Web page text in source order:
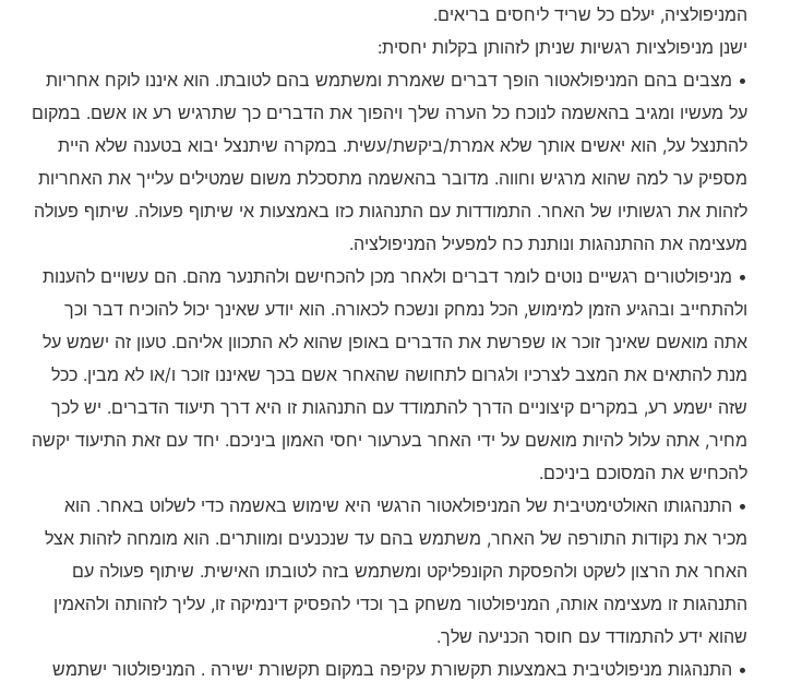
המניפולציה, יעלם כל שריד ליחסים בריאים.
ישנן מניפולציות רגשיות שניתן לזהותן בקלות יחסית:
• מצבים בהם המניפולאטור הופך דברים שאמרת ומשתמש בהם לטובתו. הוא איננו לוקח אחריות
על מעשיו ומגיב בהאשמה לנוכח כל הערה שלך ויהפוך את הדברים כך שתרגיש רע או אשם. במקום
להתנצל על, הוא יאשים אותך שלא אמרת/ביקשת/עשית. במקרה שיתנצל יבוא בטענה שלא היית
מספיק ער למה שהוא מרגיש וחווה. מדובר בהאשמה מתסכלת משום שמטילים עלייך את האחריות
לזהות את רגשותיו של האחר. התמודדות עם התנהגות כזו באמצעות אי שיתוף פעולה. שיתוף פעולה
מעצימה את ההתנהגות ונותנת כח למפעיל המניפולציה.
• מניפולטורים רגשיים נוטים לומר דברים ולאחר מכן להכחישם ולהתנער מהם. הם עשויים להענות
ולהתחייב ובהגיע הזמן למימוש, הכל נמחק ונשכח לכאורה. הוא יודע שאינך יכול להוכיח דבר וכך
אתה מואשם שאינך זוכר או שפרשת את הדברים באופן שהוא לא התכוון אליהם. טעון זה ישמש על
מנת להתאים את המצב לצרכיו ולגרום לתחושה שהאחר אשם בכך שאיננו זוכר ו/או לא מבין. ככל
שזה ישמע רע, במקרים קיצוניים הדרך להתמודד עם התנהגות זו היא דרך תיעוד הדברים. יש לכך
מחיר, אתה עלול להיות מואשם על ידי האחר בערעור יחסי האמון ביניכם. יחד עם זאת התיעוד יקשה
להכחיש את המסוכם ביניכם.
• התנהגותו האולטימטיבית של המניפולאטור הרגשי היא שימוש באשמה כדי לשלוט באחר. הוא
מכיר את נקודות התורפה של האחר, משתמש בהם עד שנכנעים ומוותרים. הוא מומחה לזהות אצל
האחר את הרצון לשקט ולהפסקת הקונפליקט ומשתמש בזה לטובתו האישית. שיתוף פעולה עם
התנהגות זו מעצימה אותה, המניפולטור משחק בך וכדי להפסיק דינמיקה זו, עליך לזהותה ולהאמין
שהוא ידע להתמודד עם חוסר הכניעה שלך.
• התנהגות מניפולטיבית באמצעות תקשורת עקיפה במקום תקשורת ישירה . המניפולטור ישתמש